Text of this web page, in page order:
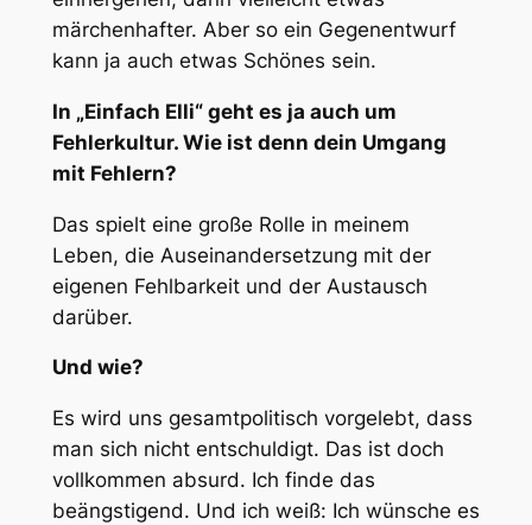
märchenhafter. Aber so ein Gegenentwurf
kann ja auch etwas Schönes sein.
In „Einfach Elli“ geht es ja auch um
Fehlerkultur. Wie ist denn dein Umgang
mit Fehlern?
Das spielt eine große Rolle in meinem
Leben, die Auseinandersetzung mit der
eigenen Fehlbarkeit und der Austausch
darüber.
Und wie?
Es wird uns gesamtpolitisch vorgelebt, dass
man sich nicht entschuldigt. Das ist doch
vollkommen absurd. Ich finde das
beängstigend. Und ich weiß: Ich wünsche es